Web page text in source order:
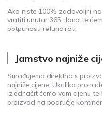
Ako niste 100% zadovoljni
vratiti unutar 365 dana te
potpunosti refundirati.
Jamstvo najniže
Surađujemo direktno s
najniže cijene. Ukoliko
izjednačit ćemo vam cijenu
proizvod na područje